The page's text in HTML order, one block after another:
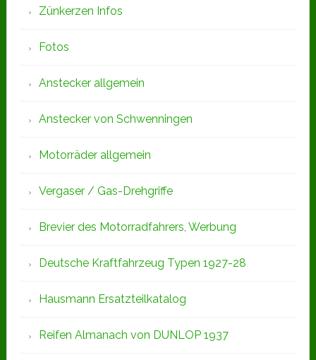
Zünkerzen Infos
Fotos
Anstecker allgemein
Anstecker von Schwenningen
Motorräder allgemein
Vergaser / Gas-Drehgriffe
Brevier des Motorradfahrers, Werbung
Deutsche Kraftfahrzeug Typen 1927-28
Hausmann Ersatzteilkatalog
Reifen Almanach von DUNLOP 1937